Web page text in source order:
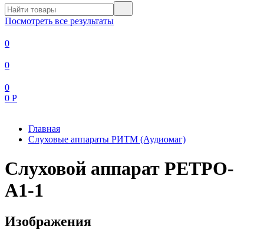
Посмотреть все результаты
0
0
0
0 Р
Главная
Слуховые аппараты РИТМ (Аудиомаг)
Слуховой аппарат РЕТРО-
А1-1
Изображения